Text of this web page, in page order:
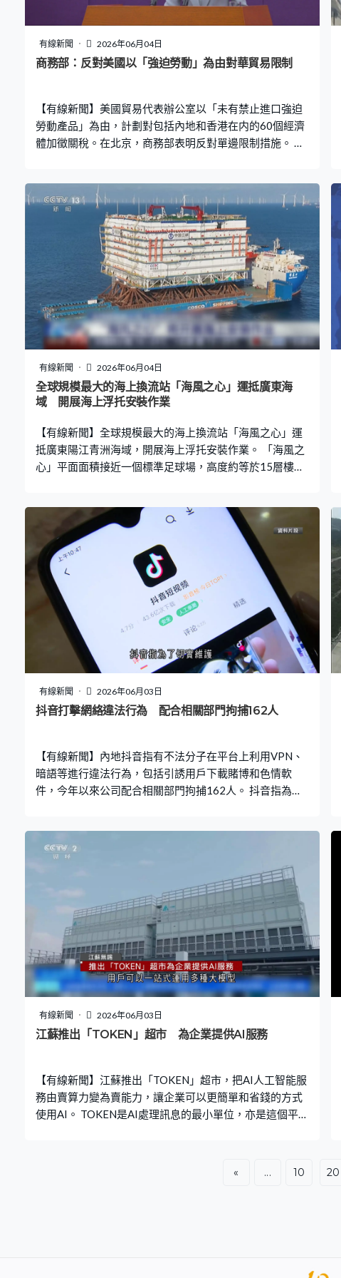
有線新聞 2026年06月04日
商務部：反對美國以「強迫勞動」為由對華貿易限制
【有線新聞】美國貿易代表辦公室以「未有禁止進口強迫
勞動產品」為由，計劃對包括內地和香港在内的60個經濟
體加徵關稅。在北京，商務部表明反對單邊限制措施。 商
制措施，對此中方已多次表達嚴正立場，我們敦促美方與
中方相向而行，共同維護中美經貿關係穩定。」
有線新聞 2026年06月04日
全球規模最大的海上換流站「海風之心」運抵廣東海
域 開展海上浮托安裝作業
【有線新聞】全球規模最大的海上換流站「海風之心」運
抵廣東陽江青洲海域，開展海上浮托安裝作業。 「海風之
心」平面面積接近一個標準足球場，高度約等於15層樓。
流處理，並通過海底電纜輸送至陸地電網，每年可輸送約
60億度綠電。 由於「海風之心」的重量高達2.5萬噸，遠
超內地船機吊裝能力極限，所以當局採用國際先進的整體
浮托安裝工藝進行作業。陽江海上風電項目負責人黃勇：
「海上浮托是借助潮汐變化、船舶調載高精度定位系統，
在海上完成一個毫米級精度安裝。現在的海況風平浪靜，
是非常符合海上浮托的條件，後續我們將持續關注海上的
風、湧和潮汐的變化，『祥泰口』將托著『海風之心』緩
緩進入導管架進行浮托安裝。」
有線新聞 2026年06月03日
抖音打擊網絡違法行為 配合相關部門拘捕162人
【有線新聞】內地抖音指有不法分子在平台上利用VPN、
暗語等進行違法行為，包括引誘用戶下載賭博和色情軟
件，今年以來公司配合相關部門拘捕162人。 抖音指為了
性、跨境作案等特徵，並不斷變換違規方式。當中有主播
在直播期間突然展示二維碼，引誘觀眾掃描下載境外色情
軟件，最終15人被刑事拘留。 有主播則在直播間人氣上漲
時透過展示隱晦的網址，吸引用戶瀏覽賭博應用程式和充
值。兩名疑犯因涉嫌利用直播為境外涉賭程式引流，收取
境外犯罪分子佣金，被刑事拘留。另外有不法分子利用境
外社交平台賬號吸引用戶關注後，再通過翻牆軟件發布色
情內容，3人被警方刑事拘留。 抖音又發現有網絡公司公
開推廣、銷售針對抖音的「封禁賬號代解封」、「違規代
舉報」等服務，破壞投訴舉報機制，試圖逃避平台處置。
公司強調平台會嚴肅處置違規內容和賬號，保存證據並上
報，今年以來已經配合相關部門拘捕162人。
有線新聞 2026年06月03日
江蘇推出「TOKEN」超市 為企業提供AI服務
【有線新聞】江蘇推出「TOKEN」超市，把AI人工智能服
務由賣算力變為賣能力，讓企業可以更簡單和省錢的方式
使用AI。 TOKEN是AI處理訊息的最小單位，亦是這個平台
« ... 10 20